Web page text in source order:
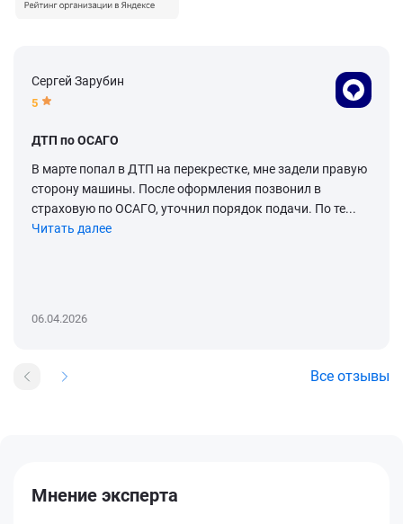
Сергей Зарубин
5
ДТП по ОСАГО
В марте попал в ДТП на перекрестке, мне задели правую
сторону машины. После оформления позвонил в
страховую по ОСАГО, уточнил порядок подачи. По те...
Читать далее
06.04.2026
Все отзывы
Мнение эксперта